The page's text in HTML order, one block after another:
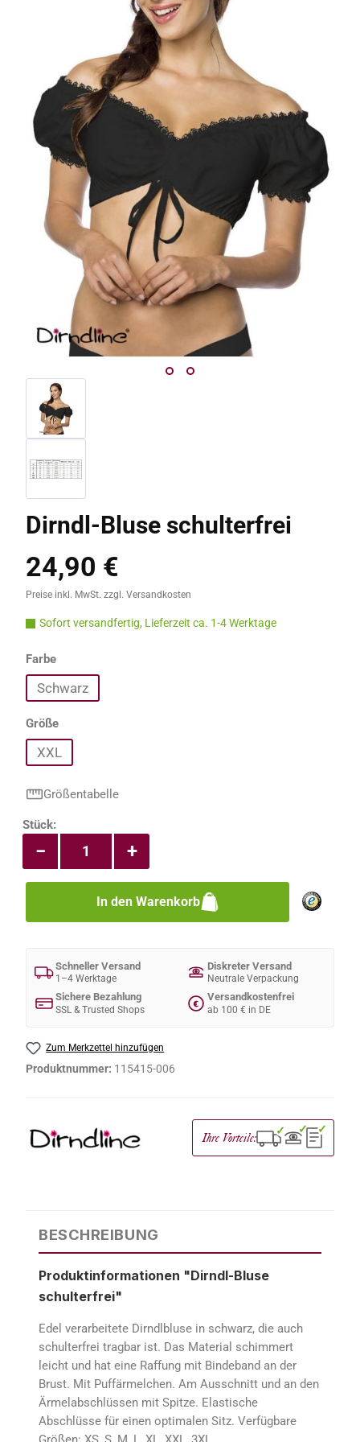
Dirndl-Bluse schulterfrei
Regulärer Preis:
24,90 €
Preise inkl. MwSt. zzgl. Versandkosten
Sofort versandfertig, Lieferzeit ca. 1-4 Werktage
Farbeauswählen
Schwarz
Größeauswählen
XXL
Größentabelle
Produkt Anzahl: Gib den gewünschten
Stück:
+
−
In den Warenkorb
Schneller Versand
1–4 Werktage
Diskreter Versand
Neutrale Verpackung
Sichere Bezahlung
SSL & Trusted Shops
€
Versandkostenfrei
ab 100 € in DE
Zum Merkzettel hinzufügen
Produktnummer: 115415-006
Ihre Vorteile: ✓ ✓ ✓
BESCHREIBUNG
Produktinformationen "Dirndl-Bluse
schulterfrei"
Edel verarbeitete Dirndlbluse in schwarz, die auch
schulterfrei tragbar ist. Das Material schimmert
leicht und hat eine Raffung mit Bindeband an der
Brust. Mit Puffärmelchen. Am Ausschnitt und an den
Ärmelabschlüssen mit Spitze. Elastische
Abschlüsse für einen optimalen Sitz. Verfügbare